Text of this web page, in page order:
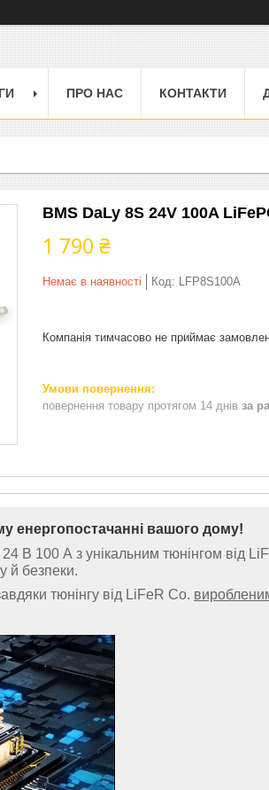
ПРО НАС КОНТАКТИ
BMS DaLy 8S 24V 100A
1 790 ₴
Немає в наявності Код: LFP8S100A
Компанія тимчасово не приймає
повернення товару протягом 14 днів за
енергопостачанні вашого дому!
В 100 А з унікальним тюнінгом від
й безпеки.
тюнінгу від LiFeR Co.